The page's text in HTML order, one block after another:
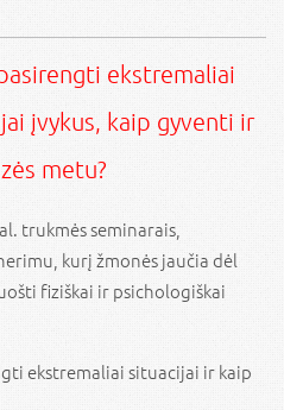
ekstremaliai
įvykus, kaip gyventi ir
metu?
trukmės seminarais,
kurį žmonės jaučia dėl
fiziškai ir psichologiškai
ekstremaliai situacijai ir kaip